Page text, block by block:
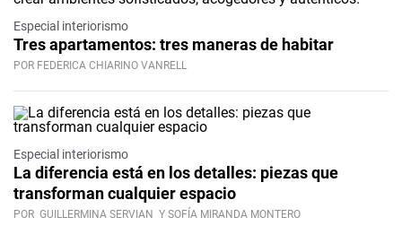
Especial interiorismo
Tres apartamentos: tres maneras de habitar
POR FEDERICA CHIARINO VANRELL
Especial interiorismo
La diferencia está en los detalles: piezas que
transforman cualquier espacio
POR GUILLERMINA SERVIAN Y SOFÍA MIRANDA MONTERO